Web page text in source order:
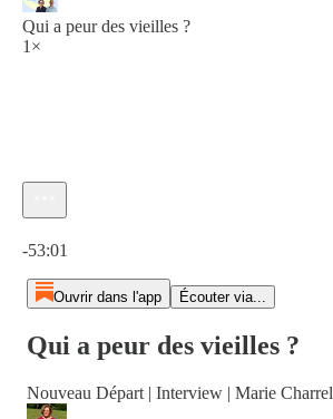
Qui a peur des vieilles ?
1×
-53:01
Ouvrir dans l'app Écouter via...
Qui a peur des vieilles ?
Nouveau Départ | Interview | Marie Charrel